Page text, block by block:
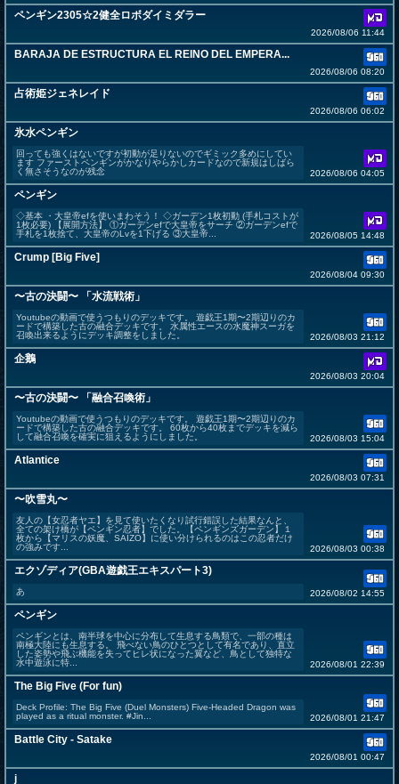
ペンギン2305☆2健全ロボダイミダラー
2026/08/06 11:44
BARAJA DE ESTRUCTURA EL REINO DEL EMPERA...
2026/08/06 08:20
占術姫ジェネレイド
2026/08/06 06:02
氷水ペンギン
回っても強くはないですが初動が足りないのでギミック多めにしてい
ます ファーストペンギンがかなりやらかしカードなので新規はしばら
く無さそうなのが残念
2026/08/06 04:05
ペンギン
◇基本 ・大皇帝efを使いまわそう！ ◇ガーデン1枚初動 (手札コストが
1枚必要) 【展開方法】 ①ガーデンefで大皇帝をサーチ ②ガーデンefで
手札を1枚捨て、大皇帝のLvを1下げる ③大皇帝...
2026/08/05 14:48
Crump [Big Five]
2026/08/04 09:30
〜古の決闘〜 「水流戦術」
Youtubeの動画で使うつもりのデッキです。 遊戯王1期〜2期辺りのカ
ードで構築した古の融合デッキです。 水属性エースの水魔神スーガを
召喚出来るようにデッキ調整をしました。
2026/08/03 21:12
企鵝
2026/08/03 20:04
〜古の決闘〜 「融合召喚術」
Youtubeの動画で使うつもりのデッキです。 遊戯王1期〜2期辺りのカ
ードで構築した古の融合デッキです。 60枚から40枚までデッキを減ら
して融合召喚を確実に狙えるようにしました。
2026/08/03 15:04
Atlantice
2026/08/03 07:31
〜吹雪丸〜
友人の【女忍者ヤエ】を見て使いたくなり試行錯誤した結果なんと、
全ての架け橋が【ペンギン忍者】でした。【ペンギンズガーデン】１
枚から【マリスの妖魔、SAIZO】に使い分けられるのはこの忍者だけ
の強みです...
2026/08/03 00:38
エクゾディア(GBA遊戯王エキスパート3)
あ 2026/08/02 14:55
ペンギン
ペンギンとは、南半球を中心に分布して生息する鳥類で、一部の種は
南極大陸にも生息する。 飛べない鳥のひとつとして有名であり、直立
した姿勢や飛ぶ機能を失ってヒレ状になった翼など、鳥として独特な
水中遊泳に特...
2026/08/01 22:39
The Big Five (For fun)
Deck Profile: The Big Five (Duel Monsters) Five-Headed Dragon was
played as a ritual monster. #Jin...
2026/08/01 21:47
Battle City - Satake
2026/08/01 00:47
j